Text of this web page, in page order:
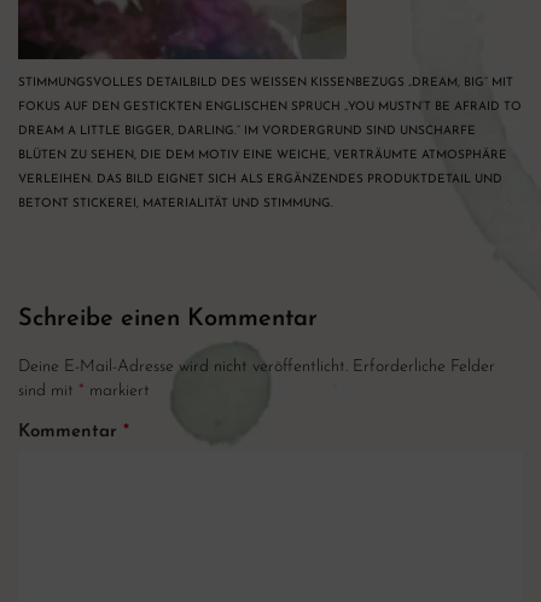
STIMMUNGSVOLLES DETAILBILD DES WEISSEN KISSENBEZUGS „DREAM, BIG“ MIT F
OKUS AUF DEN GESTICKTEN ENGLISCHEN SPRUCH „YOU MUSTN’T BE AFRAID TO D
REAM A LITTLE BIGGER, DARLING.“ IM VORDERGRUND SIND UNSCHARFE B
LÜTEN ZU SEHEN, DIE DEM MOTIV EINE WEICHE, VERTRÄUMTE ATMOSPHÄRE V
ERLEIHEN. DAS BILD EIGNET SICH ALS ERGÄNZENDES PRODUKTDETAIL UND B
ETONT STICKEREI, MATERIALITÄT UND STIMMUNG.
Schreibe einen Kommentar
Deine E-Mail-Adresse wird nicht veröffentlicht. Erforderliche Felder
sind mit * markiert
Kommentar *